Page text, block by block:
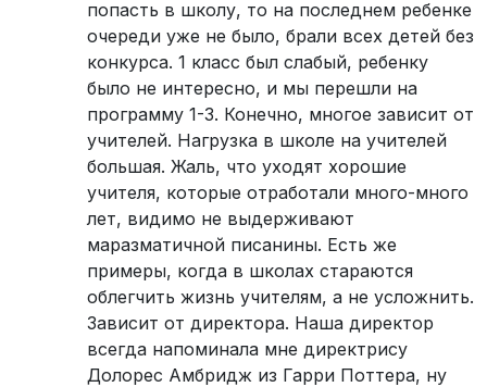
попасть в школу, то на последнем ребенке
очереди уже не было, брали всех детей без
конкурса. 1 класс был слабый, ребенку
было не интересно, и мы перешли на
программу 1-3. Конечно, многое зависит от
учителей. Нагрузка в школе на учителей
большая. Жаль, что уходят хорошие
учителя, которые отработали много-много
лет, видимо не выдерживают
маразматичной писанины. Есть же
примеры, когда в школах стараются
облегчить жизнь учителям, а не усложнить.
Зависит от директора. Наша директор
всегда напоминала мне директрису
Долорес Амбридж из Гарри Поттера, ну